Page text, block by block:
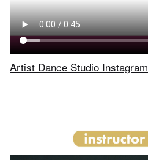
Artist Dance Studio Instagram